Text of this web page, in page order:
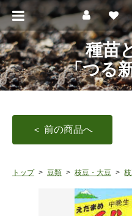
種苗
「つる
＜ 前の商品へ
トップ 豆類 枝豆・大豆